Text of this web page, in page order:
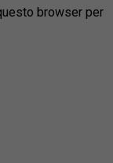
browser per